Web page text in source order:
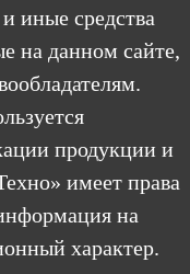
иные средства
на данном сайте,
продукции и
имеет права
на
характер.